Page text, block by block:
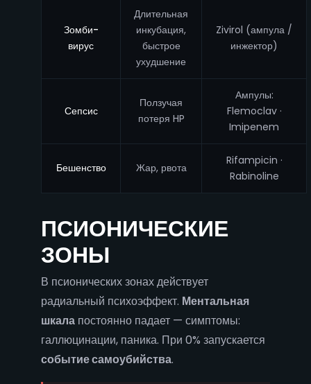
Зомби-
вирус
Длительная
инкубация,
быстрое
ухудшение
Zivirol (ампула /
инжектор)
Сепсис
Ползучая
потеря HP
Ампулы:
Flemoclav ·
Imipenem
Бешенство Жар, рвота
Rifampicin ·
Rabinoline
ПСИОНИЧЕСКИЕ
ЗОНЫ
В псионических зонах действует
радиальный психоэффект. Ментальная
шкала постоянно падает — симптомы:
галлюцинации, паника. При 0% запускается
событие самоубийства.